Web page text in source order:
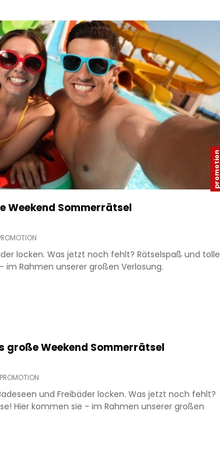
Weekend Sommerrätsel
locken. Was jetzt noch fehlt? Rätselspaß und tolle
im Rahmen unserer großen Verlosung.
große Weekend Sommerrätsel
und Freibäder locken. Was jetzt noch fehlt?
Hier kommen sie - im Rahmen unserer großen